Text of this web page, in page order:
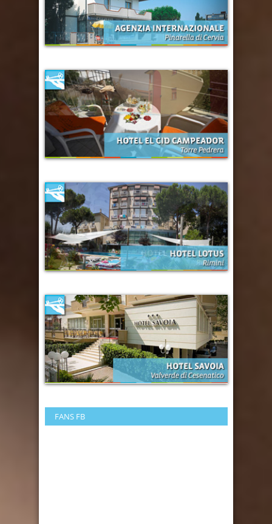
FANS FB